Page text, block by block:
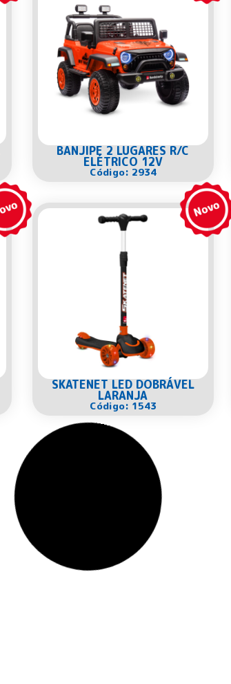
BANJIPE 2 LUGARES R/C
ELÉTRICO 12V
Código: 2934
SKATENET LED DOBRÁVEL
LARANJA
Código: 1543